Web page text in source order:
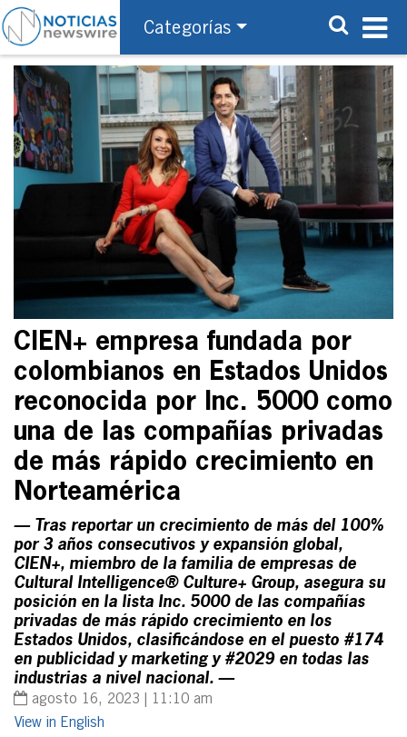
Categorías
CIEN+ empresa fundada por
colombianos en Estados Unidos
reconocida por Inc. 5000 como
una de las compañías privadas
de más rápido crecimiento en
Norteamérica
— Tras reportar un crecimiento de más del 100%
por 3 años consecutivos y expansión global,
CIEN+, miembro de la familia de empresas de
Cultural Intelligence® Culture+ Group, asegura su
posición en la lista Inc. 5000 de las compañías
privadas de más rápido crecimiento en los
Estados Unidos, clasificándose en el puesto #174
en publicidad y marketing y #2029 en todas las
industrias a nivel nacional. —
agosto 16, 2023 | 11:10 am
English